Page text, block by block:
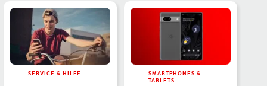
SERVICE & HILFE
SMARTPHONES &
TABLETS